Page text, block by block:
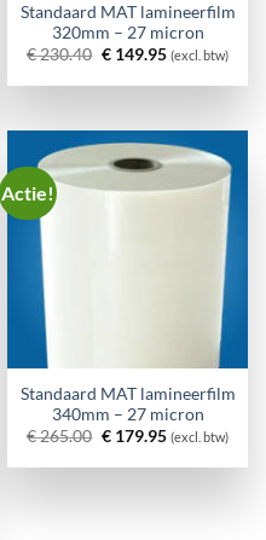
Standaard MAT lamineerfilm
320mm – 27 micron
€230.40 Oorspronkelijke
was:
€149.95Huidige
prijs
is:
(excl. btw)
Actie!
Standaard MAT lamineerfilm
340mm – 27 micron
€265.00 Oorspronkelijke
was:
€179.95Huidige
prijs
is:
(excl. btw)